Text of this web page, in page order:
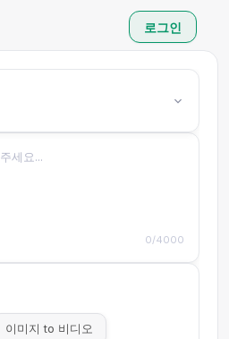
0/4000
이미지 to 비디오
로그인